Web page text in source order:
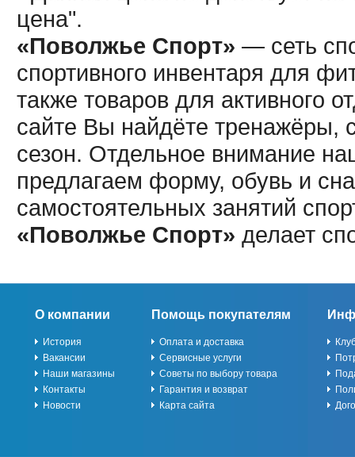
цена".
«Поволжье Спорт» — сеть
спортивного инвентаря для
также товаров для активного
сайте Вы найдёте тренажёры,
сезон. Отдельное внимание
предлагаем форму, обувь и
самостоятельных занятий
«Поволжье Спорт» делает
О компании
История
Вакансии
Наши магазины
Контакты
Новости
Помощь покупателям
Оплата и доставка
Сервисные услуги
Советы по выбору товара
Гарантия и возврат
Карта сайта